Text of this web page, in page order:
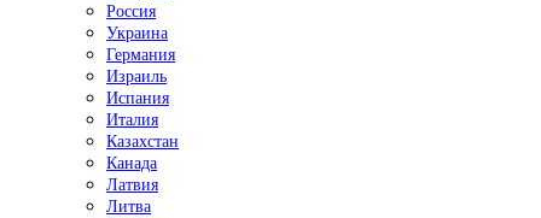
Россия
Украина
Германия
Израиль
Испания
Италия
Казахстан
Канада
Латвия
Литва